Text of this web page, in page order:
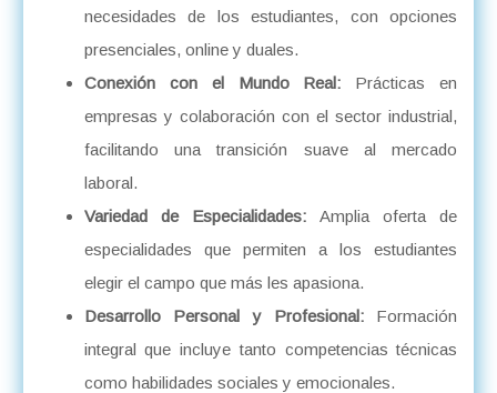
necesidades de los estudiantes, con opciones
presenciales, online y duales.
Conexión con el Mundo Real: Prácticas en
empresas y colaboración con el sector industrial,
facilitando una transición suave al mercado
laboral.
Variedad de Especialidades: Amplia oferta de
especialidades que permiten a los estudiantes
elegir el campo que más les apasiona.
Desarrollo Personal y Profesional:Formación
integral que incluye tanto competencias técnicas
como habilidades sociales y emocionales.